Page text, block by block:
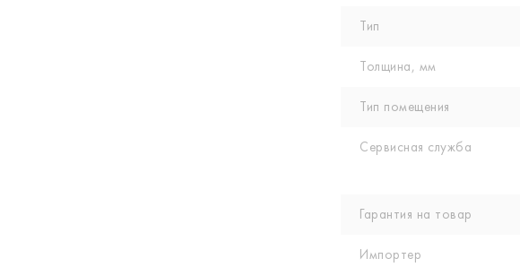
Тип
Толщина, мм
Тип помещения
Сервисная служба
Гарантия на товар
Импортер